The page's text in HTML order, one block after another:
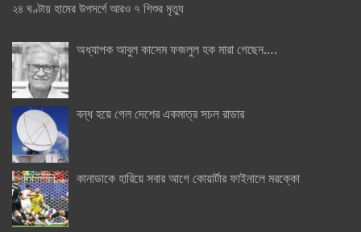
২৪ ঘণ্টায় হামের উপসর্গে আরও ৭ শিশুর মৃত্যু
অধ্যাপক আবুল কাসেম ফজলুল হক মারা গেছেন….
বন্ধ হয়ে গেল দেশের একমাত্র সচল রাডার
কানাডাকে হারিয়ে সবার আগে কোয়ার্টার ফাইনালে মরক্কো